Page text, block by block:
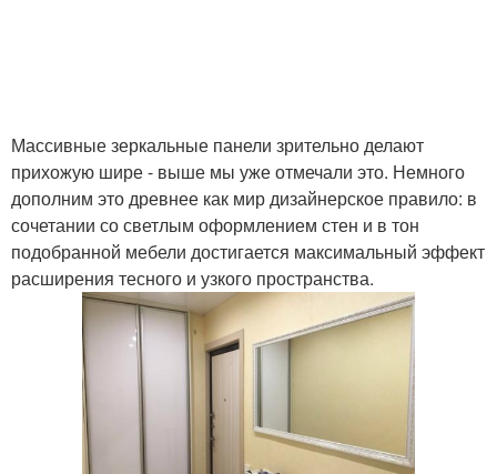
Массивные зеркальные панели зрительно делают
прихожую шире - выше мы уже отмечали это. Немного
дополним это древнее как мир дизайнерское правило: в
сочетании со светлым оформлением стен и в тон
подобранной мебели достигается максимальный эффект
расширения тесного и узкого пространства.